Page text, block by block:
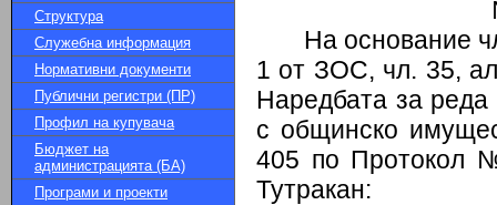
Структура
Служебна информация
Нормативни документи
Публични регистри (ПР)
Профил на купувача
Бюджет на
администрацията (БА)
Програми и проекти
На основание
1 от ЗОС, чл. 35,
Наредбата за
с общинско
405 по Протокол
Тутракан: